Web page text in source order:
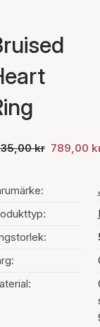
kr 789,00